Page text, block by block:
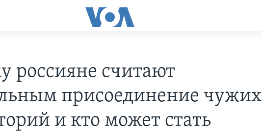
россияне считают
присоединение чужих
и кто может стать